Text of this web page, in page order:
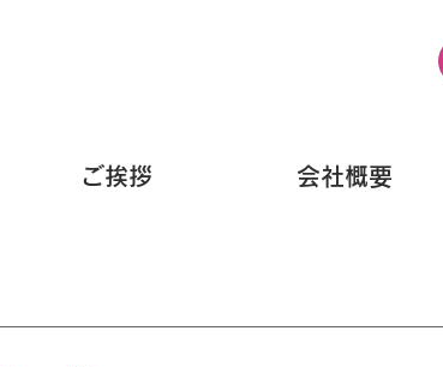
ご挨拶 会社概要